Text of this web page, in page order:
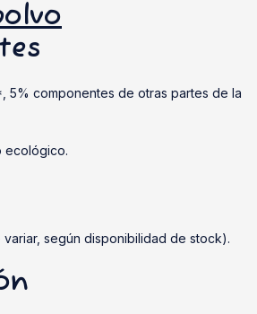
5% componentes de otras partes de la
ecológico.
según disponibilidad de stock).